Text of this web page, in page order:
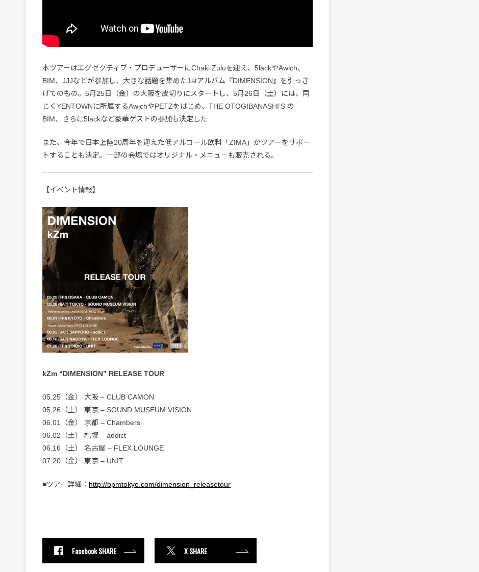
本ツアーはエグゼクティブ・プロデューサーにChaki Zuluを迎え、5lackやAwich、
BIM、JJJなどが参加し、大きな話題を集めた1stアルバム『DIMENSION』を引っさ
げてのもの。5月25日（金）の大阪を皮切りにスタートし、5月26日（土）には、同
じくYENTOWNに所属するAwichやPETZをはじめ、THE OTOGIBANASHI’S の
BIM、さらに5lackなど豪華ゲストの参加も決定した
また、今年で日本上陸20周年を迎えた低アルコール飲料「ZIMA」がツアーをサポー
トすることも決定。一部の会場ではオリジナル・メニューも販売される。
【イベント情報】
kZm “DIMENSION” RELEASE TOUR
05.25（金） 大阪 ‒ CLUB CAMON
05.26（土） 東京 ‒ SOUND MUSEUM VISION
06.01（金） 京都 ‒ Chambers
06.02（土） 札幌 ‒ addict
06.16（土） 名古屋 ‒ FLEX LOUNGE
07.20（金） 東京 ‒ UNIT
■ツアー詳細： http://bpmtokyo.com/dimension_releasetour
Facebook SHARE X SHARE